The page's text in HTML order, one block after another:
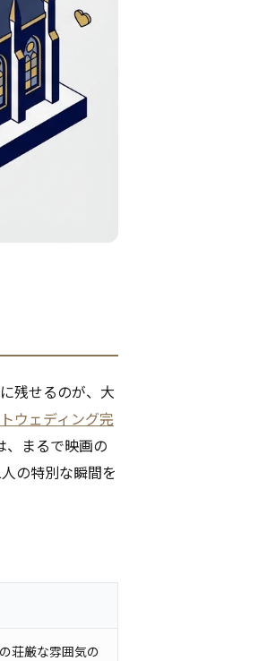
残せるのが、大
ウェディング完
、まるで映画の
の特別な瞬間を
荘厳な雰囲気の